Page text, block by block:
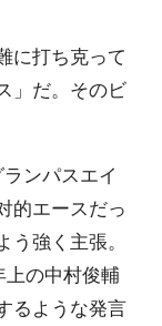
に打ち克って
」だ。そのビ
ンパスエイ
的エースだっ
強く主張。
上の中村俊輔
るような発言